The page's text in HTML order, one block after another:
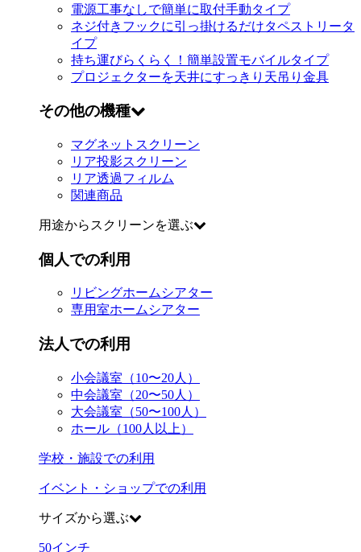
電源工事なしで簡単に取付手動タイプ
ネジ付きフックに引っ掛けるだけタペストリータ
イプ
持ち運びらくらく！簡単設置モバイルタイプ
プロジェクターを天井にすっきり 天吊り金具
その他の機種
マグネットスクリーン
リア投影スクリーン
リア透過フィルム
関連商品
用途からスクリーンを選ぶ
個人での利用
リビングホームシアター
専用室ホームシアター
法人での利用
小会議室（10〜20人）
中会議室（20〜50人）
大会議室（50〜100人）
ホール（100人以上）
学校・施設での利用
イベント・ショップでの利用
サイズから選ぶ
50インチ